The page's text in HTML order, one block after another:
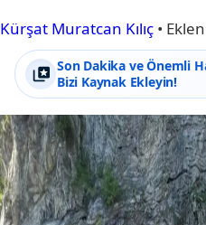
Kürşat Muratcan Kılıç •
Son Dakika ve Önemli
Bizi Kaynak Ekleyin!